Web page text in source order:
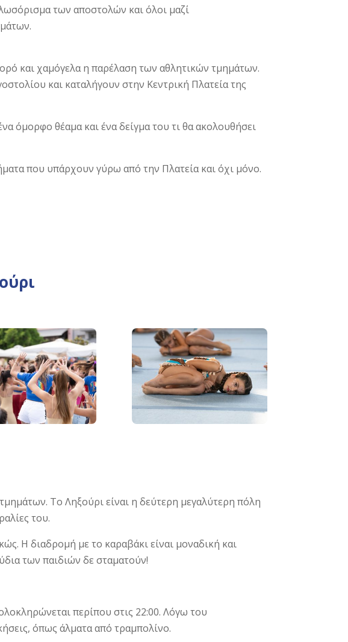
των αποστολών και όλοι μαζί
και χαμόγελα η παρέλαση των αθλητικών τμημάτων.
και καταλήγουν στην Κεντρική Πλατεία της
όμορφο θέαμα και ένα δείγμα του τι θα ακολουθήσει
που υπάρχουν γύρω από την Πλατεία και όχι μόνο.
Το Ληξούρι είναι η δεύτερη μεγαλύτερη πόλη
του.
Η διαδρομή με το καραβάκι είναι μοναδική και
των παιδιών δε σταματούν!
περίπου στις 22:00. Λόγω του
όπως άλματα από τραμπολίνο.